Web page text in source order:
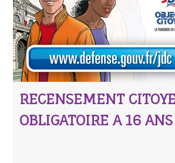
RECENSEMENT
OBLIGATOIRE A 16 ANS